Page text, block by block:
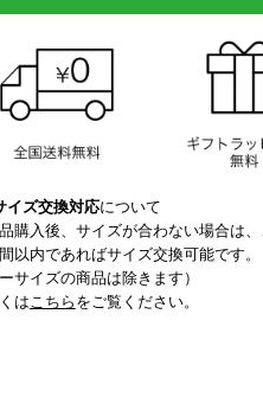
イズ交換対応について
購入後、サイズが合わない場合は、
以内であればサイズ交換可能です。
ーサイズの商品は除きます）
は こちら をご覧ください。